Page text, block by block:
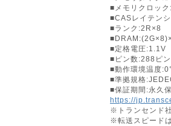
■メモリクロッ
■CASレイテン
■ランク:2R×8
■定格電圧:1.1V
■ピン数:288ピン
■動作環境温度
■準拠規格
■保証期間:永久
https://
※トランセンド
※転送スピード